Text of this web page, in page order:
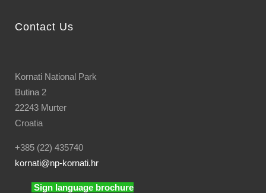
Contact Us
Kornati National Park
Butina 2
22243 Murter
Croatia
+385 (22) 435740
kornati@np-kornati.hr
Sign language brochure